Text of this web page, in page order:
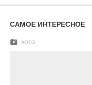
САМОЕ ИНТЕРЕСНОЕ
ФОТО